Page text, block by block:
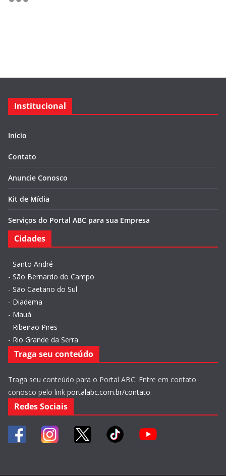
Institucional
Início
Contato
Anuncie Conosco
Kit de Mídia
Serviços do Portal ABC para sua Empresa
Cidades
- Santo André
- São Bernardo do Campo
- São Caetano do Sul
- Diadema
- Mauá
- Ribeirão Pires
- Rio Grande da Serra
Traga seu conteúdo
Traga seu conteúdo para o Portal ABC. Entre em contato
conosco pelo link portalabc.com.br/contato.
Redes Sociais